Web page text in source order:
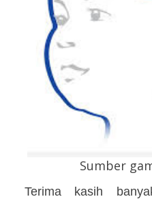
Sumber
Terima kasih